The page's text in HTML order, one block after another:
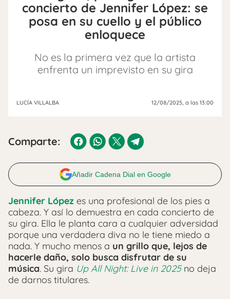
concierto de Jennifer López: se
posa en su cuello y el público
enloquece
No es la primera vez que la artista
enfrenta un imprevisto en su gira
LUCÍA VILLALBA 12/08/2025, a las 13:00
Comparte:
Añadir Cadena Dial en Google
Jennifer López es una profesional de los pies a
cabeza. Y así lo demuestra en cada concierto de
su gira. Ella le planta cara a cualquier adversidad
porque una verdadera diva no le tiene miedo a
nada. Y mucho menos a un grillo que, lejos de
hacerle daño, solo busca disfrutar de su
música. Su gira Up All Night: Live in 2025no deja
de darnos titulares.